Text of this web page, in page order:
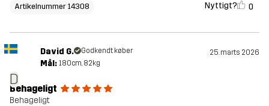
Artikelnummer 14308 Nyttigt? 0
D
David G. Godkendt køber 25. marts 2026
Mål: 180cm, 82kg
Behageligt
Behageligt